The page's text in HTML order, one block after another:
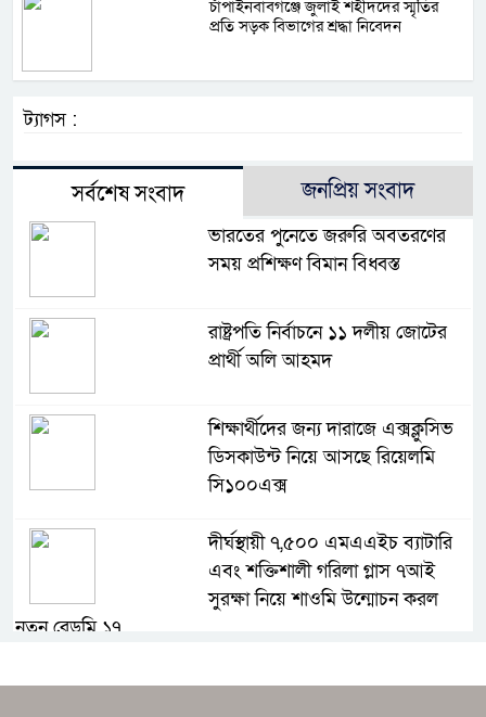
চাঁপাইনবাবগঞ্জে জুলাই শহীদদের স্মৃতির
প্রতি সড়ক বিভাগের শ্রদ্ধা নিবেদন
ট্যাগস :
সর্বশেষ সংবাদ জনপ্রিয় সংবাদ
ভারতের পুনেতে জরুরি অবতরণের
সময় প্রশিক্ষণ বিমান বিধ্বস্ত
রাষ্ট্রপতি নির্বাচনে ১১ দলীয় জোটের
প্রার্থী অলি আহমদ
শিক্ষার্থীদের জন্য দারাজে এক্সক্লুসিভ
ডিসকাউন্ট নিয়ে আসছে রিয়েলমি
সি১০০এক্স
দীর্ঘস্থায়ী ৭,৫০০ এমএএইচ ব্যাটারি
এবং শক্তিশালী গরিলা গ্লাস ৭আই
সুরক্ষা নিয়ে শাওমি উন্মোচন করল
নতুন রেডমি ১৭
ধামরাইয়ে দেপাশাই চ্যাম্পিয়ন্স লীগ